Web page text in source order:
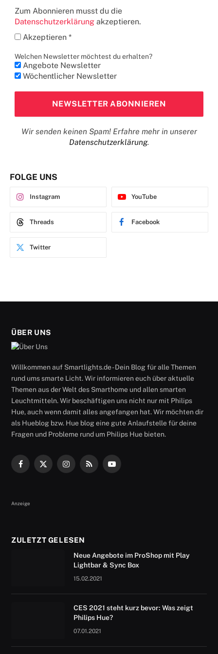
Zum Abonnieren musst du die
Datenschutzerklärung akzeptieren.
Akzeptieren *
Welchen Newsletter möchtest du erhalten?
Angebote Newsletter
Wöchentlicher Newsletter
Wir senden keinen Spam! Erfahre mehr in unserer
Datenschutzerklärung.
FOLGE UNS
Instagram YouTube
Threads Facebook
Twitter
ÜBER UNS
Willkommen auf Smartlights.de - Dein Blog für alle Themen
rund ums smarte Licht. Wir informieren euch über aktuelle
Themen aus der Welt des Smarthome und allen smarten
Leuchtmitteln. Wir beschäftigen uns nicht nur mit Philips
Hue, auch wenn damit alles angefangen hat. Wir möchten dir
als Hueblog bzw. Hue blog eine gute Anlaufstelle für deine
Fragen und Probleme rund um Philips Hue bieten.
Facebook
X
Instagram
RSS YouTube
Anzeige
ZULETZT GELESEN
Neue Angebote im ProShop mit Play
Lightbar & Sync Box
15.02.2021
CES 2021 steht kurz bevor: Was zeigt
Philips Hue?
07.01.2021